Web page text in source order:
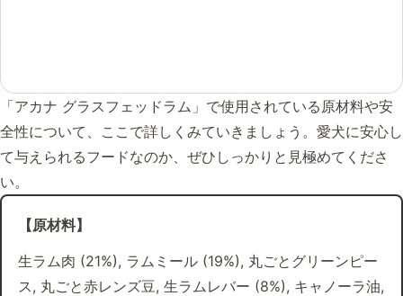
「アカナ グラスフェッドラム」で使用されている原材料や安
全性について、ここで詳しくみていきましょう。愛犬に安心し
て与えられるフードなのか、ぜひしっかりと見極めてくださ
い。
【原材料】
生ラム肉 (21%), ラムミール (19%), 丸ごとグリーンピー
ス, 丸ごと赤レンズ豆, 生ラムレバー (8%), キャノーラ油,